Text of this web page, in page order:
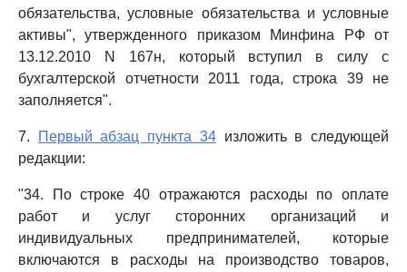
обязательства, условные обязательства и условные
активы", утвержденного приказом Минфина РФ от
13.12.2010 N 167н, который вступил в силу с
бухгалтерской отчетности 2011 года, строка 39 не
заполняется".
7. Первый абзац пункта 34изложить в следующей
редакции:
"34. По строке 40 отражаются расходы по оплате
работ и услуг сторонних организаций и
индивидуальных предпринимателей, которые
включаются в расходы на производство товаров,